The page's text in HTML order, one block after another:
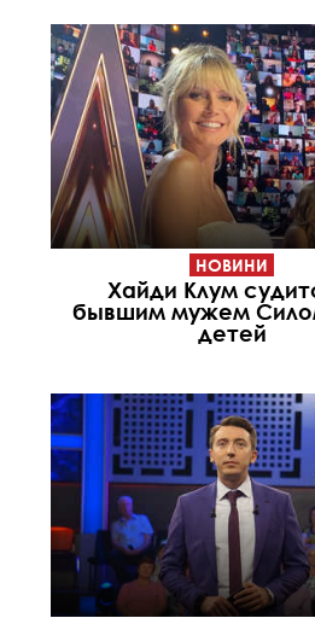
НОВИНИ
Хайди Клум
бывшим мужем
детей